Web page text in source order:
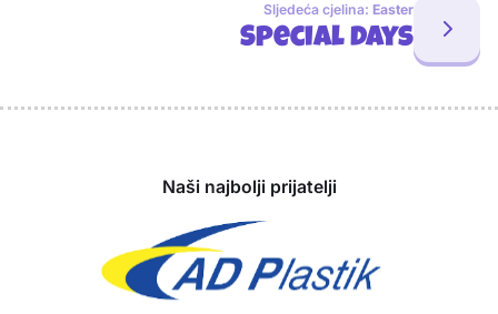
Sljedeća cjelina: Easter
Special days
Naši najbolji prijatelji